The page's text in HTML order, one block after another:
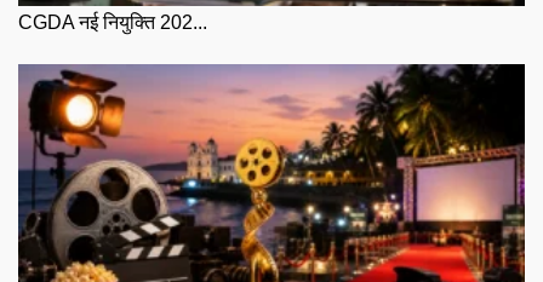
CGDA नई नियुक्ति 202...